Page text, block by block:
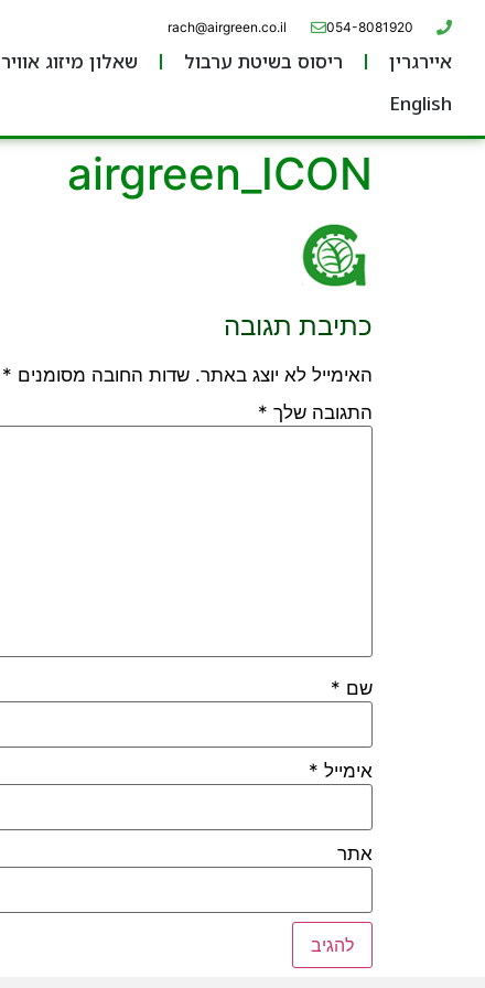
054-8081920
rach@airgreen.co.il
איירגרין ריסוס בשיטת ערבול שאלון מיזוג אוויר
English
airgreen_ICON
כתיבת תגובה
האימייל לא יוצג באתר. שדות החובה מסומנים *
התגובה שלך *
שם *
אימייל *
אתר